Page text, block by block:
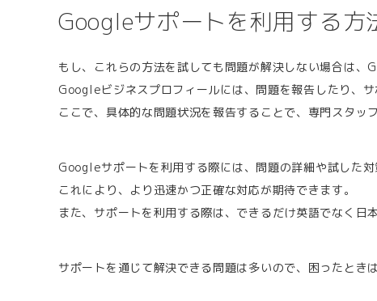
Googleサポートを利用する方
もし、これらの方法を試しても問題が解決しない場合は、
Googleビジネスプロフィールには、問題を報告したり、
ここで、具体的な問題状況を報告することで、専門スタッ
Googleサポートを利用する際には、問題の詳細や試した対
これにより、より迅速かつ正確な対応が期待できます。
また、サポートを利用する際は、できるだけ英語でなく
サポートを通じて解決できる問題は多いので、困ったとき